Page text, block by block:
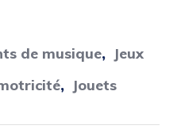
de musique, Jeux
, Jouets